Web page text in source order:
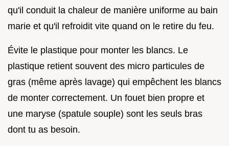
qu'il conduit la chaleur de manière uniforme au bain
marie et qu'il refroidit vite quand on le retire du feu.
Évite le plastique pour monter les blancs. Le
plastique retient souvent des micro particules de
gras (même après lavage) qui empêchent les blancs
de monter correctement. Un fouet bien propre et
une maryse (spatule souple) sont les seuls bras
dont tu as besoin.